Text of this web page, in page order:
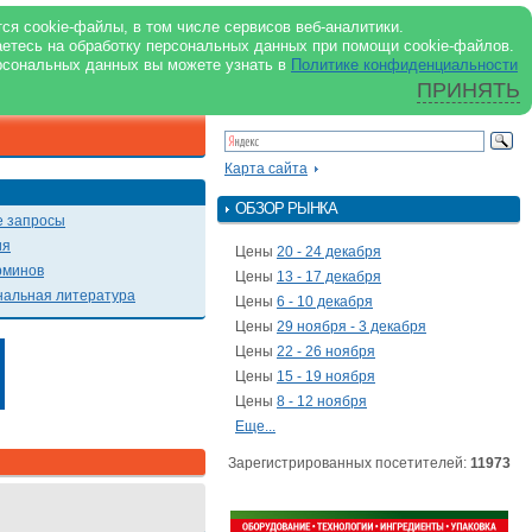
cookie-файлы, в том числе сервисов веб-аналитики.
на обработку персональных данных при помощи cookie-файлов.
данных вы можете узнать в Политике конфиденциальности
ПРИНЯТЬ
support@milkbranch.ru
О портале
Реклама в журнале
Реклама на портале
Архив номеров
запросы
литература
Карта сайта
ОБЗОР РЫНКА
Цены 20 - 24 декабря
Цены 13 - 17 декабря
Цены 6 - 10 декабря
Цены 29 ноября - 3 декабря
Цены 22 - 26 ноября
Цены 15 - 19 ноября
Цены 8 - 12 ноября
Еще...
Зарегистрированных посетителей: 11973